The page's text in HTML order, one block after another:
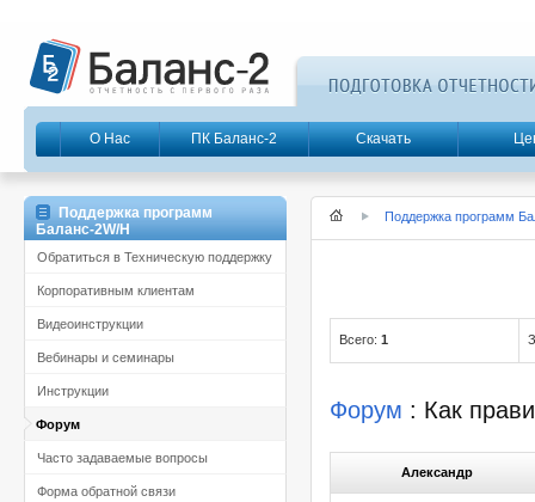
О Нас ПК Баланс-2 Скачать
Поддержка программ
Баланс-2W/Н
Обратиться в Техническую поддержку
Корпоративным клиентам
Видеоинструкции
Вебинары и семинары
Инструкции
Форум
Часто задаваемые вопросы
Форма обратной связи
Поддержка программ
Всего: 1
Форум : Как
Александр